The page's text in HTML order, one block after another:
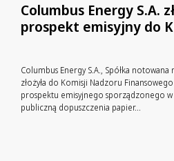
Columbus Energy S.A.
prospekt emisyjny do
Columbus Energy S.A., Spółka
złożyła do Komisji Nadzoru
prospektu emisyjnego sporządzonego
publiczną dopuszczenia papier...